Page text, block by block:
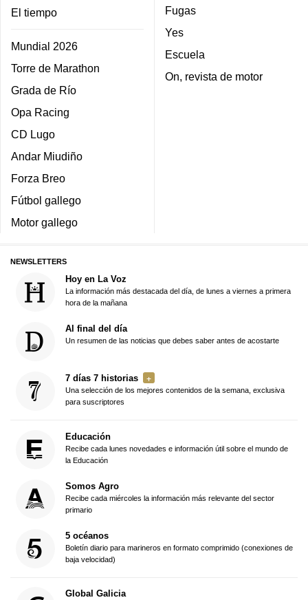
El tiempo
Mundial 2026
Torre de Marathon
Grada de Río
Opa Racing
CD Lugo
Andar Miudiño
Forza Breo
Fútbol gallego
Motor gallego
Fugas
Yes
Escuela
On, revista de motor
NEWSLETTERS
Hoy en La Voz
La información más destacada del día, de lunes a viernes a primera
hora de la mañana
Al final del día
Un resumen de las noticias que debes saber antes de acostarte
7 días 7 historias
Una selección de los mejores contenidos de la semana, exclusiva
para suscriptores
Educación
Recibe cada lunes novedades e información útil sobre el mundo de
la Educación
Somos Agro
Recibe cada miércoles la información más relevante del sector
primario
5 océanos
Boletín diario para marineros en formato comprimido (conexiones de
baja velocidad)
Global Galicia